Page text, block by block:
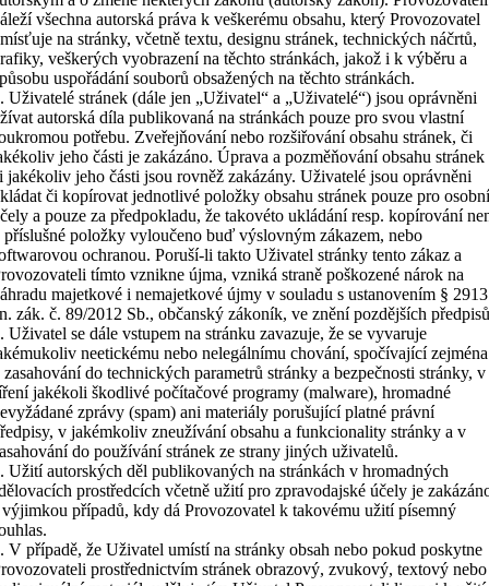
všechna autorská práva k veškerému obsahu, který Provozovatel
na stránky, včetně textu, designu stránek, technických náčrtů,
veškerých vyobrazení na těchto stránkách, jakož i k výběru a
uspořádání souborů obsažených na těchto stránkách.
Uživatelé stránek (dále jen „Uživatel“ a „Uživatelé“) jsou oprávněni
autorská díla publikovaná na stránkách pouze pro svou vlastní
potřebu. Zveřejňování nebo rozšiřování obsahu stránek, či
jeho části je zakázáno. Úprava a pozměňování obsahu stránek
jakékoliv jeho části jsou rovněž zakázány. Uživatelé jsou oprávněni
či kopírovat jednotlivé položky obsahu stránek pouze pro osobní
a pouze za předpokladu, že takovéto ukládání resp. kopírování
příslušné položky vyloučeno buď výslovným zákazem, nebo
ochranou. Poruší-li takto Uživatel stránky tento zákaz a
tímto vznikne újma, vzniká straně poškozené nárok na
majetkové i nemajetkové újmy v souladu s ustanovením § 2913
zák. č. 89/2012 Sb., občanský zákoník, ve znění pozdějších
Uživatel se dále vstupem na stránku zavazuje, že se vyvaruje
neetickému nebo nelegálnímu chování, spočívající zejména
zasahování do technických parametrů stránky a bezpečnosti stránky, v
jakékoli škodlivé počítačové programy (malware), hromadné
zprávy (spam) ani materiály porušující platné právní
v jakémkoliv zneužívání obsahu a funkcionality stránky a v
do používání stránek ze strany jiných uživatelů.
Užití autorských děl publikovaných na stránkách v hromadných
prostředcích včetně užití pro zpravodajské účely je
výjimkou případů, kdy dá Provozovatel k takovému užití písemný
V případě, že Uživatel umístí na stránky obsah nebo pokud poskytne
prostřednictvím stránek obrazový, zvukový, textový nebo